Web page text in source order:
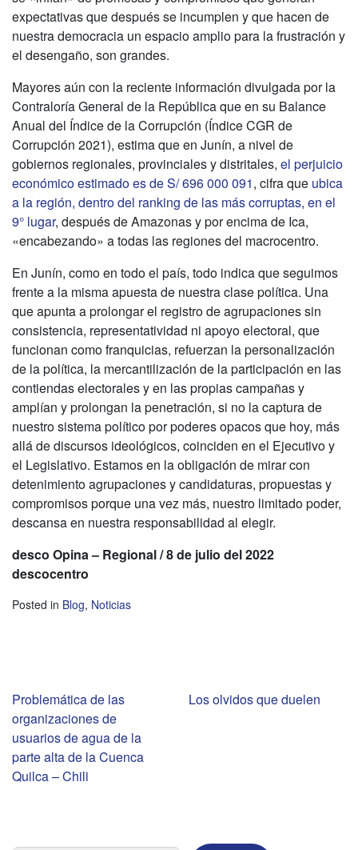
expectativas que después se incumplen y que hacen de
nuestra democracia un espacio amplio para la frustración y
el desengaño, son grandes.
Mayores aún con la reciente información divulgada por la
Contraloría General de la República que en su Balance
Anual del Índice de la Corrupción (Índice CGR de
Corrupción 2021), estima que en Junín, a nivel de
gobiernos regionales, provinciales y distritales, el perjuicio
económico estimado es de S/ 696 000 091, cifra que ubica
a la región, dentro del ranking de las más corruptas, en el
9° lugar, después de Amazonas y por encima de Ica,
«encabezando» a todas las regiones del macrocentro.
En Junín, como en todo el país, todo indica que seguimos
frente a la misma apuesta de nuestra clase política. Una
que apunta a prolongar el registro de agrupaciones sin
consistencia, representatividad ni apoyo electoral, que
funcionan como franquicias, refuerzan la personalización
de la política, la mercantilización de la participación en las
contiendas electorales y en las propias campañas y
amplían y prolongan la penetración, si no la captura de
nuestro sistema político por poderes opacos que hoy, más
allá de discursos ideológicos, coinciden en el Ejecutivo y
el Legislativo. Estamos en la obligación de mirar con
detenimiento agrupaciones y candidaturas, propuestas y
compromisos porque una vez más, nuestro limitado poder,
descansa en nuestra responsabilidad al elegir.
desco Opina – Regional / 8 de julio del 2022
descocentro
Posted in Blog, Noticias
Navegación
de
entradas
Problemática de las
organizaciones de
usuarios de agua de la
parte alta de la Cuenca
Quilca – Chili
Los olvidos que duelen